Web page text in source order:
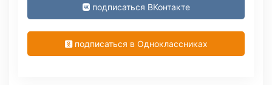
подписаться ВКонтакте
подписаться в Одноклассниках